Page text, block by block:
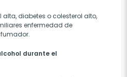
alta, diabetes o colesterol alto,
enfermedad de
durante el